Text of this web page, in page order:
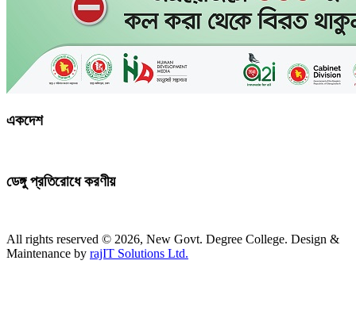
একদেশ
ডেঙ্গু প্রতিরোধে করণীয়
All rights reserved © 2026, New Govt. Degree College. Design &
Maintenance by rajIT Solutions Ltd.